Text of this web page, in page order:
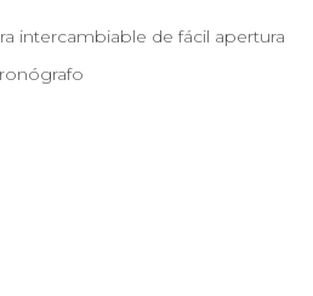
intercambiable de fácil apertura